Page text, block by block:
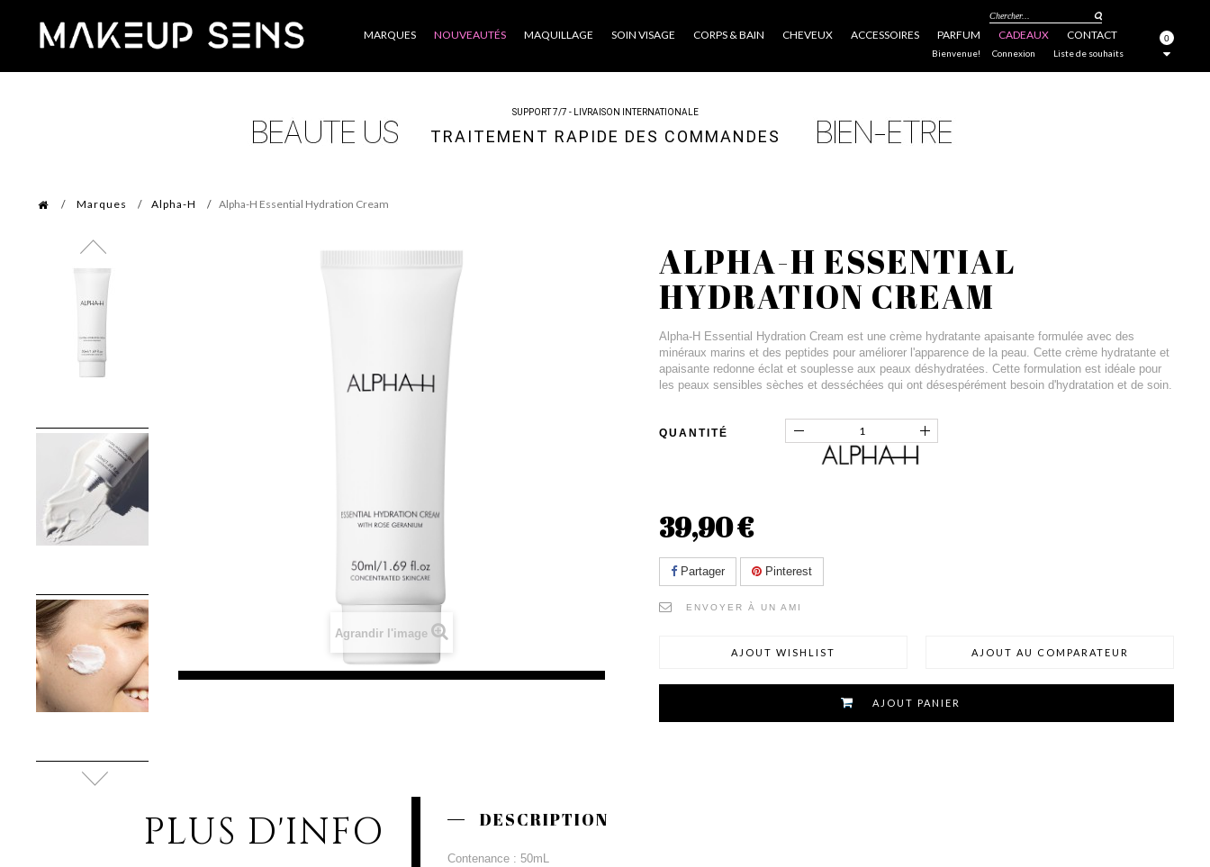
Catégories MARQUES NOUVEAUTÉS MAQUILLAGE SOIN VISAGE CORPS & BAIN CHEVEUX ACCESSOIRES PARFUM CADEAUX CONTACT
Chercher...
0
Liste de souhaits
Bienvenue! Connexion
SUPPORT 7/7 - LIVRAISON INTERNATIONALE
TRAITEMENT RAPIDE DES COMMANDES
Marques Alpha-H Alpha-H Essential Hydration Cream
Agrandir l'image
ALPHA-H ESSENTIAL
HYDRATION CREAM
Alpha-H Essential Hydration Cream est une crème hydratante apaisante formulée avec des
minéraux marins et des peptides pour améliorer l'apparence de la peau. Cette crème hydratante et
apaisante redonne éclat et souplesse aux peaux déshydratées. Cette formulation est idéale pour
les peaux sensibles sèches et desséchées qui ont désespérément besoin d'hydratation et de soin.
QUANTITÉ
39,90 €
Partager Pinterest
ENVOYER À UN AMI
AJOUT WISHLIST AJOUT AU COMPARATEUR
AJOUT PANIER
PLUS D'INFO DESCRIPTION
Contenance : 50mL